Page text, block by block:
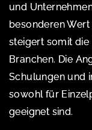
und
besonderen
steigert somit die
Branchen. Die
Schulungen und
sowohl für
geeignet sind.